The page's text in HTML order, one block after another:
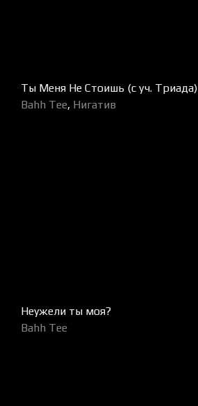
Ты Меня Не Стоишь (с уч. Триада)
Bahh Tee, Нигатив
Неужели ты моя?
Bahh Tee